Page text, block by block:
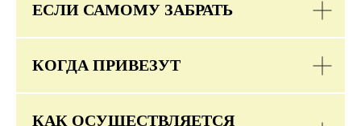
ЕСЛИ САМОМУ ЗАБРАТЬ
КОГДА ПРИВЕЗУТ
КАК ОСУЩЕСТВЛЯЕТСЯ